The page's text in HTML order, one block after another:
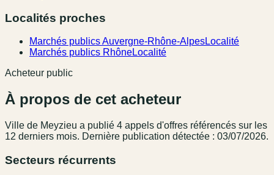
Localités proches
Marchés publics Auvergne-Rhône-AlpesLocalité
Marchés publics RhôneLocalité
Acheteur public
À propos de cet acheteur
Ville de Meyzieu a publié 4 appel s d'offres référencés sur les
12 derniers mois. Dernière publication détectée : 03/07/2026.
Secteurs récurrents